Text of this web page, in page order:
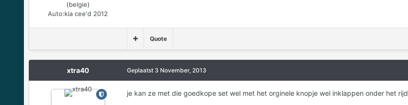
(belgie)
Auto:kia cee'd 2012
Quote
xtra40 Geplaatst 3 November, 2013
je kan ze met die goedkope set wel met het orginele knopje wel inklappen onder het